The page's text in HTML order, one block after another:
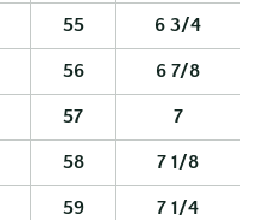
55 6 3/4
56 6 7/8
57 7
58 7 1/8
59 7 1/4